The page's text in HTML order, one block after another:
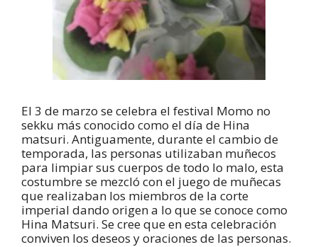
El 3 de marzo se celebra el festival Momo no
sekku más conocido como el día de Hina
matsuri. Antiguamente, durante el cambio de
temporada, las personas utilizaban muñecos
para limpiar sus cuerpos de todo lo malo, esta
costumbre se mezcló con el juego de muñecas
que realizaban los miembros de la corte
imperial dando origen a lo que se conoce como
Hina Matsuri. Se cree que en esta celebración
conviven los deseos y oraciones de las personas.